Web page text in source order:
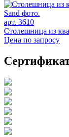
арт. 3610
Столешница из
Цена по запросу